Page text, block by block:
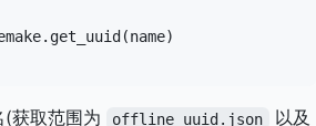
获取范围为 offline_uuid.json 以及